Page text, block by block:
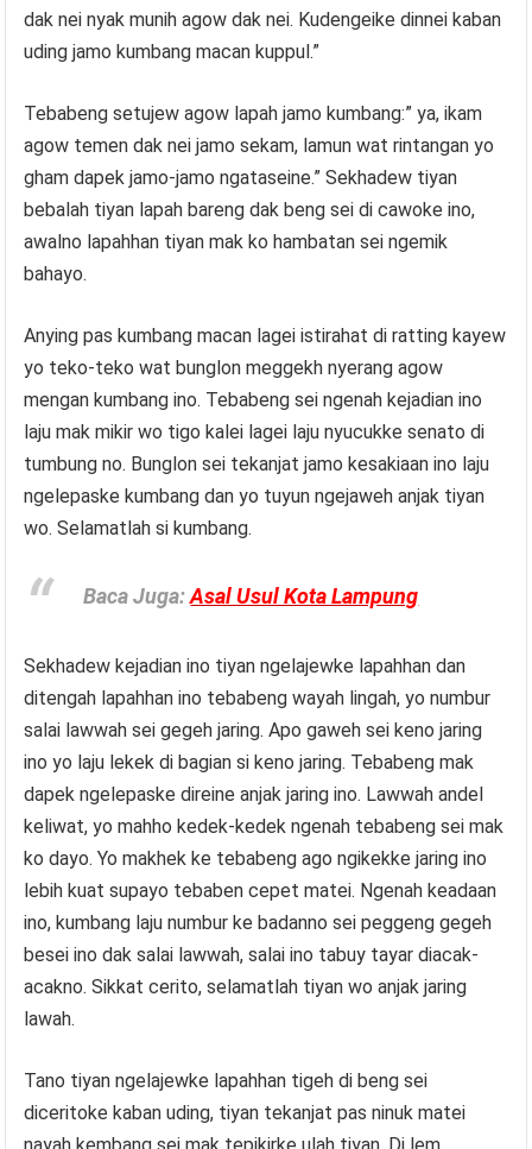
dak nei nyak munih agow dak nei. Kudengeike dinnei kaban
uding jamo kumbang macan kuppul.”
Tebabeng setujew agow lapah jamo kumbang:” ya, ikam
agow temen dak nei jamo sekam, lamun wat rintangan yo
gham dapek jamo-jamo ngataseine.” Sekhadew tiyan
bebalah tiyan lapah bareng dak beng sei di cawoke ino,
awalno lapahhan tiyan mak ko hambatan sei ngemik
bahayo.
Anying pas kumbang macan lagei istirahat di ratting kayew
yo teko-teko wat bunglon meggekh nyerang agow
mengan kumbang ino. Tebabeng sei ngenah kejadian ino
laju mak mikir wo tigo kalei lagei laju nyucukke senato di
tumbung no. Bunglon sei tekanjat jamo kesakiaan ino laju
ngelepaske kumbang dan yo tuyun ngejaweh anjak tiyan
wo. Selamatlah si kumbang.
Baca Juga:Asal Usul Kota Lampung
Sekhadew kejadian ino tiyan ngelajewke lapahhan dan
ditengah lapahhan ino tebabeng wayah lingah, yo numbur
salai lawwah sei gegeh jaring. Apo gaweh sei keno jaring
ino yo laju lekek di bagian si keno jaring. Tebabeng mak
dapek ngelepaske direine anjak jaring ino. Lawwah andel
keliwat, yo mahho kedek-kedek ngenah tebabeng sei mak
ko dayo. Yo makhek ke tebabeng ago ngikekke jaring ino
lebih kuat supayo tebaben cepet matei. Ngenah keadaan
ino, kumbang laju numbur ke badanno sei peggeng gegeh
besei ino dak salai lawwah, salai ino tabuy tayar diacak-
acakno. Sikkat cerito, selamatlah tiyan wo anjak jaring
lawah.
Tano tiyan ngelajewke lapahhan tigeh di beng sei
diceritoke kaban uding, tiyan tekanjat pas ninuk matei